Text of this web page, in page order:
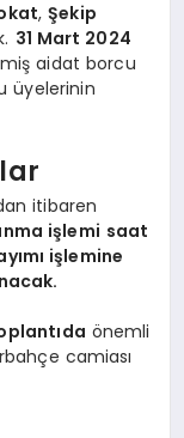
,Şekip
31 Mart 2024
aidat borcu
üyelerinin
itibaren
işlemi saat
işlemine
önemli
camiası